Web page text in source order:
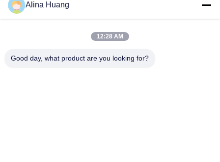
Alina Huang
12:28 AM
Good day, what product are you looking for?